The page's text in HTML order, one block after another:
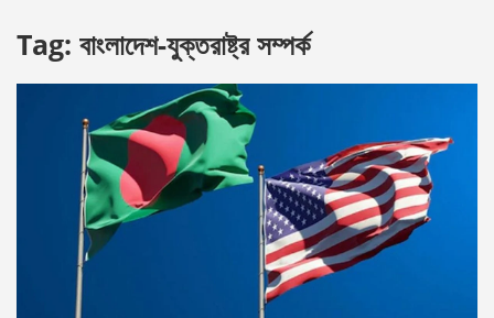
Tag: বাংলাদেশ-যুক্তরাষ্ট্র সম্পর্ক